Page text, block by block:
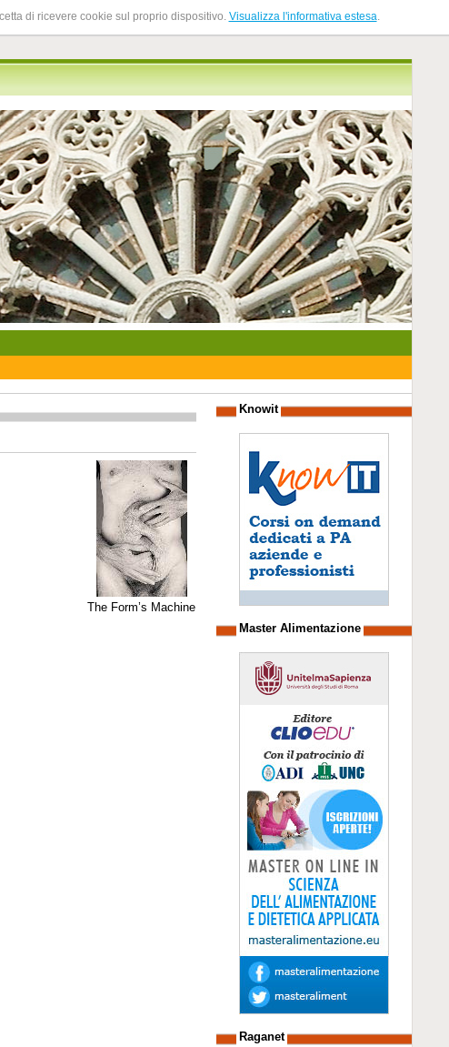
di ricevere cookie sul proprio dispositivo. Visualizza l'informativa estesa.
The Form’s Machine
Knowit
Master Alimentazione
Raganet